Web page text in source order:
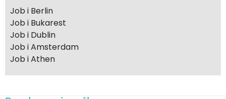
Job i Berlin
Job i Bukarest
Job i Dublin
Job i Amsterdam
Job i Athen